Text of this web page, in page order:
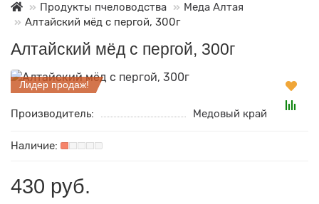
Продукты пчеловодства
Меда Алтая
Алтайский мёд с пергой, 300г
Алтайский мёд с пергой, 300г
Лидер продаж!
Производитель: Медовый край
430 руб.